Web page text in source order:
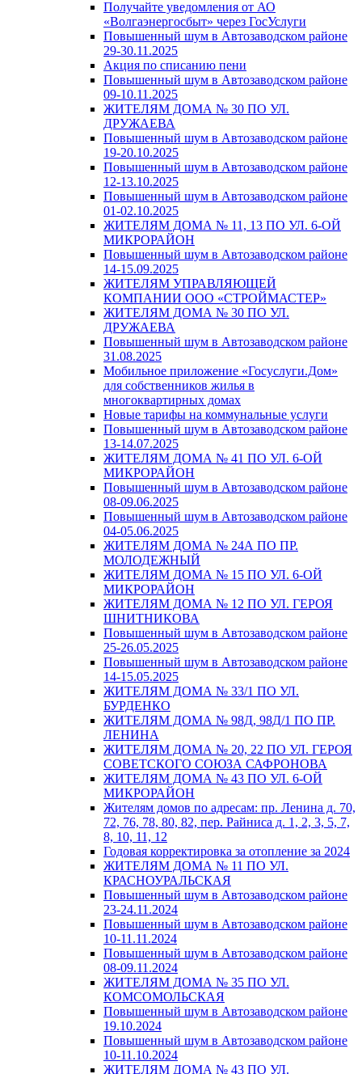
Получайте уведомления от АО
«Волгаэнергосбыт» через ГосУслуги
Повышенный шум в Автозаводском районе
29-30.11.2025
Акция по списанию пени
Повышенный шум в Автозаводском районе
09-10.11.2025
ЖИТЕЛЯМ ДОМА № 30 ПО УЛ.
ДРУЖАЕВА
Повышенный шум в Автозаводском районе
19-20.10.2025
Повышенный шум в Автозаводском районе
12-13.10.2025
Повышенный шум в Автозаводском районе
01-02.10.2025
ЖИТЕЛЯМ ДОМА № 11, 13 ПО УЛ. 6-ОЙ
МИКРОРАЙОН
Повышенный шум в Автозаводском районе
14-15.09.2025
ЖИТЕЛЯМ УПРАВЛЯЮЩЕЙ
КОМПАНИИ ООО «СТРОЙМАСТЕР»
ЖИТЕЛЯМ ДОМА № 30 ПО УЛ.
ДРУЖАЕВА
Повышенный шум в Автозаводском районе
31.08.2025
Мобильное приложение «Госуслуги.Дом»
для собственников жилья в
многоквартирных домах
Новые тарифы на коммунальные услуги
Повышенный шум в Автозаводском районе
13-14.07.2025
ЖИТЕЛЯМ ДОМА № 41 ПО УЛ. 6-ОЙ
МИКРОРАЙОН
Повышенный шум в Автозаводском районе
08-09.06.2025
Повышенный шум в Автозаводском районе
04-05.06.2025
ЖИТЕЛЯМ ДОМА № 24А ПО ПР.
МОЛОДЕЖНЫЙ
ЖИТЕЛЯМ ДОМА № 15 ПО УЛ. 6-ОЙ
МИКРОРАЙОН
ЖИТЕЛЯМ ДОМА № 12 ПО УЛ. ГЕРОЯ
ШНИТНИКОВА
Повышенный шум в Автозаводском районе
25-26.05.2025
Повышенный шум в Автозаводском районе
14-15.05.2025
ЖИТЕЛЯМ ДОМА № 33/1 ПО УЛ.
БУРДЕНКО
ЖИТЕЛЯМ ДОМА № 98Д, 98Д/1 ПО ПР.
ЛЕНИНА
ЖИТЕЛЯМ ДОМА № 20, 22 ПО УЛ. ГЕРОЯ
СОВЕТСКОГО СОЮЗА САФРОНОВА
ЖИТЕЛЯМ ДОМА № 43 ПО УЛ. 6-ОЙ
МИКРОРАЙОН
Жителям домов по адресам: пр. Ленина д. 70,
72, 76, 78, 80, 82, пер. Райниса д. 1, 2, 3, 5, 7,
8, 10, 11, 12
Годовая корректировка за отопление за 2024
ЖИТЕЛЯМ ДОМА № 11 ПО УЛ.
КРАСНОУРАЛЬСКАЯ
Повышенный шум в Автозаводском районе
23-24.11.2024
Повышенный шум в Автозаводском районе
10-11.11.2024
Повышенный шум в Автозаводском районе
08-09.11.2024
ЖИТЕЛЯМ ДОМА № 35 ПО УЛ.
КОМСОМОЛЬСКАЯ
Повышенный шум в Автозаводском районе
19.10.2024
Повышенный шум в Автозаводском районе
10-11.10.2024
ЖИТЕЛЯМ ДОМА № 43 ПО УЛ.